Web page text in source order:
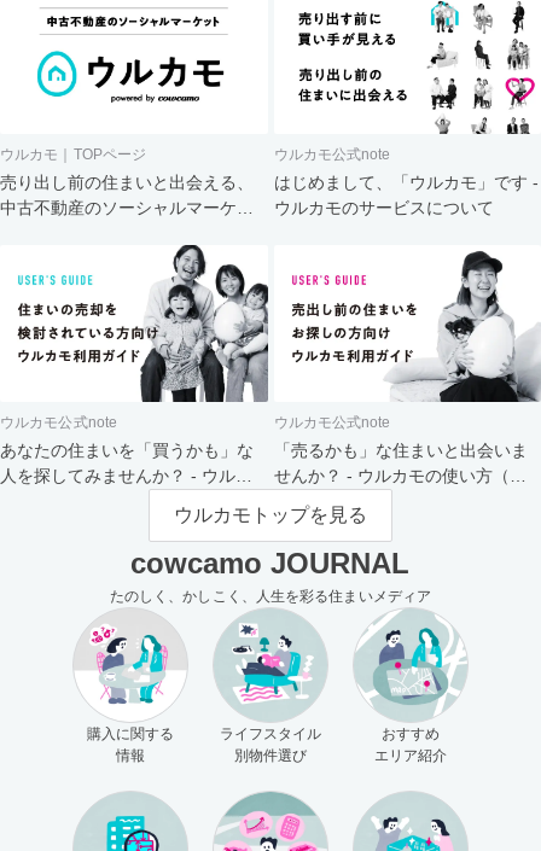
ウルカモ｜TOPページ
売り出し前の住まいと出会える、
中古不動産のソーシャルマーケッ
ウルカモ公式note
はじめまして、「ウルカモ」です -
ウルカモのサービスについて
ウルカモ公式note
あなたの住まいを「買うかも」な
人を探してみませんか？ - ウルカ
ウルカモ公式note
「売るかも」な住まいと出会いま
せんか？ - ウルカモの使い方（買
主さま向け）
ウルカモトップを見る
cowcamo JOURNAL
たのしく、かしこく、人生を彩る住まいメディア
購入に関する
情報
ライフスタイル
別物件選び
おすすめ
エリア紹介